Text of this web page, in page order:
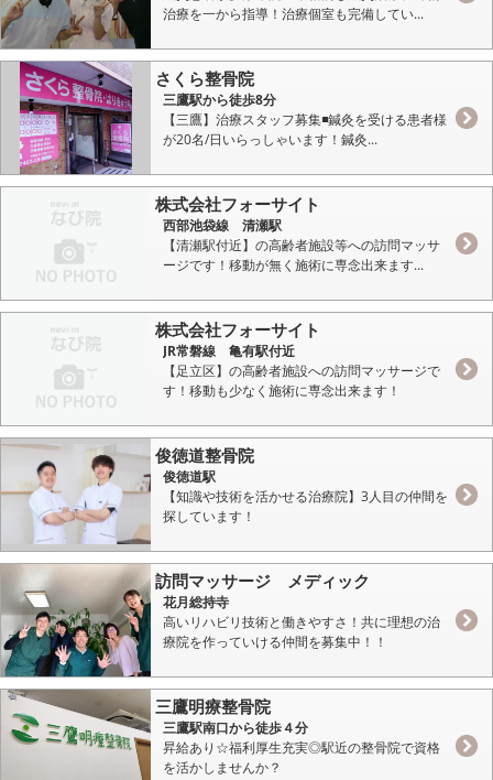
治療を一から指導！治療個室も完備してい...
さくら整骨院
三鷹駅から徒歩8分
【三鷹】治療スタッフ募集◾️鍼灸を受ける患者様
が20名/日いらっしゃいます！鍼灸...
株式会社フォーサイト
西部池袋線 清瀬駅
【清瀬駅付近】の高齢者施設等への訪問マッサ
ージです！移動が無く施術に専念出来ます...
株式会社フォーサイト
JR常磐線 亀有駅付近
【足立区】の高齢者施設への訪問マッサージで
す！移動も少なく施術に専念出来ます！
俊徳道整骨院
俊徳道駅
【知識や技術を活かせる治療院】3人目の仲間を
探しています！
訪問マッサージ メディック
花月総持寺
高いリハビリ技術と働きやすさ！共に理想の治
療院を作っていける仲間を募集中！！
三鷹明療整骨院
三鷹駅南口から徒歩４分
昇給あり☆福利厚生充実◎駅近の整骨院で資格
を活かしませんか？